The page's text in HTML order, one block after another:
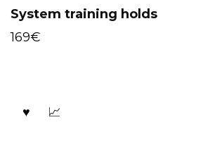
System training holds
169€